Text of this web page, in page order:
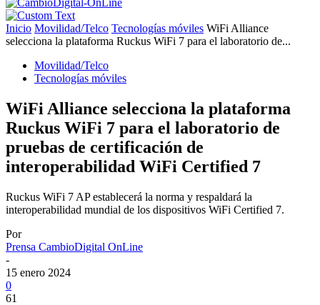
Inicio Movilidad/Telco Tecnologías móviles WiFi Alliance
selecciona la plataforma Ruckus WiFi 7 para el laboratorio de...
Movilidad/Telco
Tecnologías móviles
WiFi Alliance selecciona la plataforma
Ruckus WiFi 7 para el laboratorio de
pruebas de certificación de
interoperabilidad WiFi Certified 7
Ruckus WiFi 7 AP establecerá la norma y respaldará la
interoperabilidad mundial de los dispositivos WiFi Certified 7.
Por
Prensa CambioDigital OnLine
-
15 enero 2024
0
61